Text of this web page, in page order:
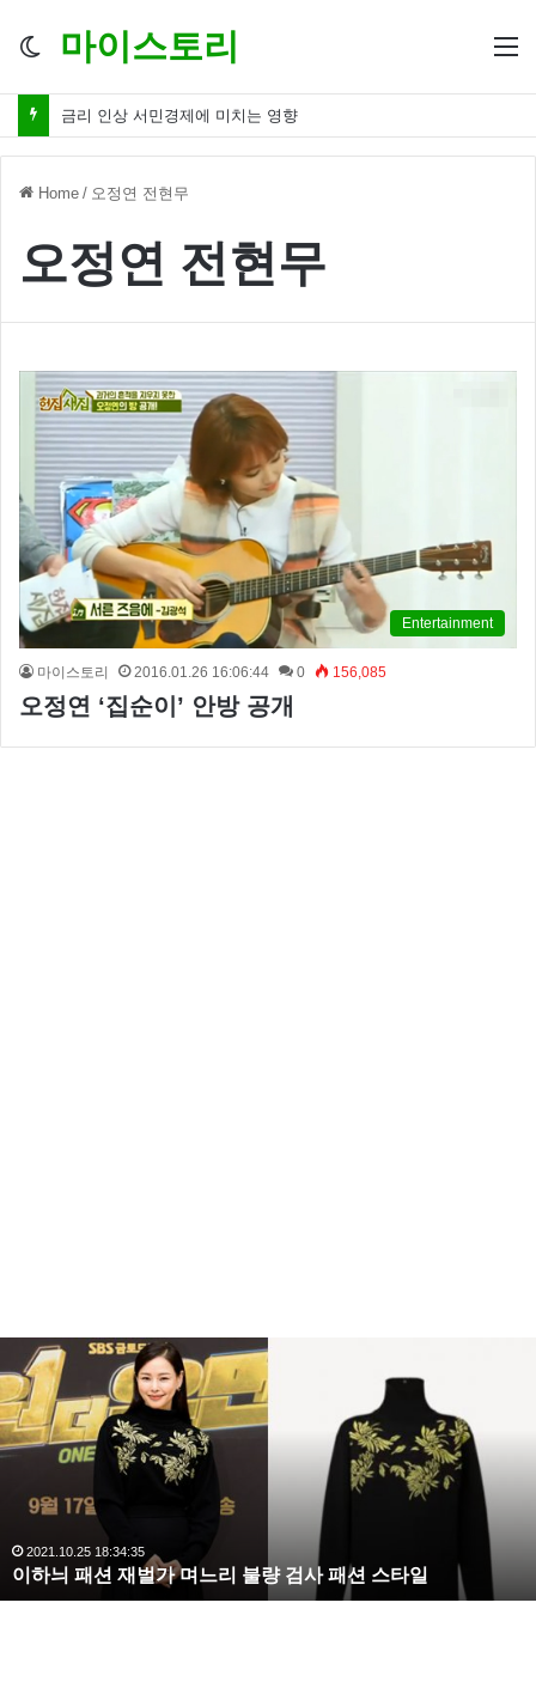
Switch
마이스토리
금리 인상 서민경제에 미치는 영향
Home / 오정연 전현무
오정연 전현무
Entertainment
마이스토리 2016.01.26 16:06:44 0 156,085
오정연 ‘집순이’ 안방 공개
하
늬
패
션
며
느
리
2021.10.25 18:34:35
이하늬 패션 재벌가 며느리 불량 검사 패션 스타일